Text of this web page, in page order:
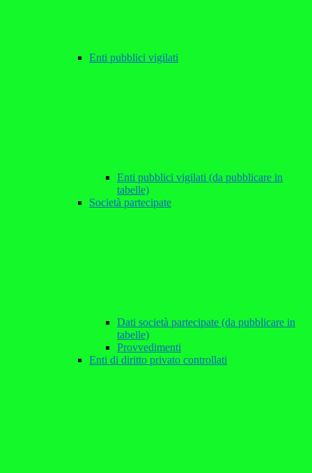
Enti pubblici vigilati
Enti pubblici vigilati (da pubblicare in
tabelle)
Società partecipate
Dati società partecipate (da pubblicare in
tabelle)
Provvedimenti
Enti di diritto privato controllati